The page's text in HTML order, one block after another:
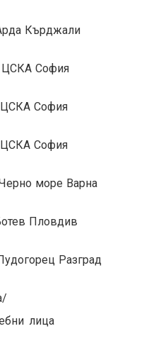
Арда Кърджали
София
ЦСКА София
ЦСКА София
море Варна
Ботев Пловдив
Разград
Служебни лица